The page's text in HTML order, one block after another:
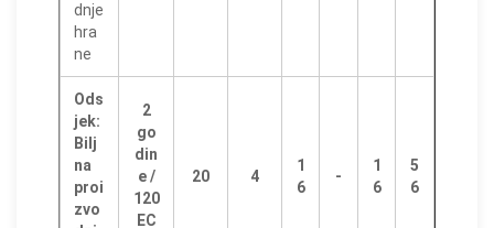
dnje
hra
ne
Ods
jek:
Bilj
na
proi
zvo
2
go
din
e /
120
EC
20 4
1
6
-
1
6
5
6